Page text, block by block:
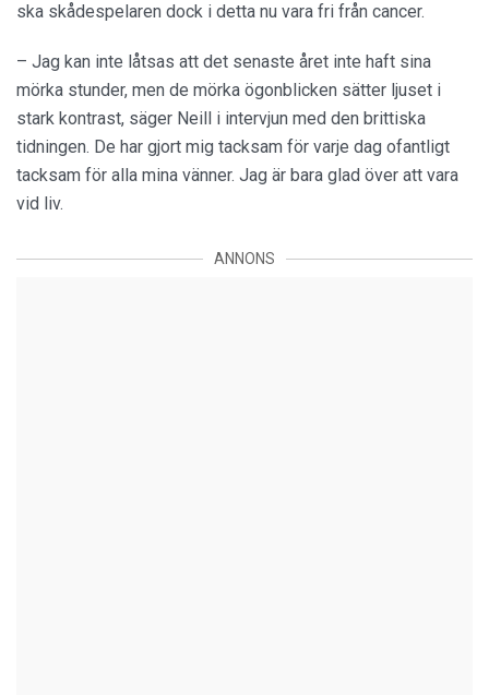
ska skådespelaren dock i detta nu vara fri från cancer.
– Jag kan inte låtsas att det senaste året inte haft sina
mörka stunder, men de mörka ögonblicken sätter ljuset i
stark kontrast, säger Neill i intervjun med den brittiska
tidningen. De har gjort mig tacksam för varje dag ofantligt
tacksam för alla mina vänner. Jag är bara glad över att vara
vid liv.
ANNONS